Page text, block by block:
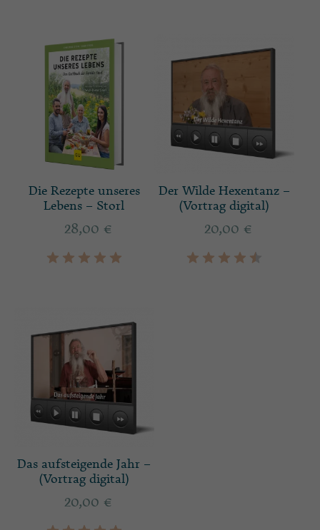
Die Rezepte unseres
Lebens – Storl
28,00 €
Der Wilde Hexentanz –
(Vortrag digital)
20,00 €
Das aufsteigende Jahr –
(Vortrag digital)
20,00 €